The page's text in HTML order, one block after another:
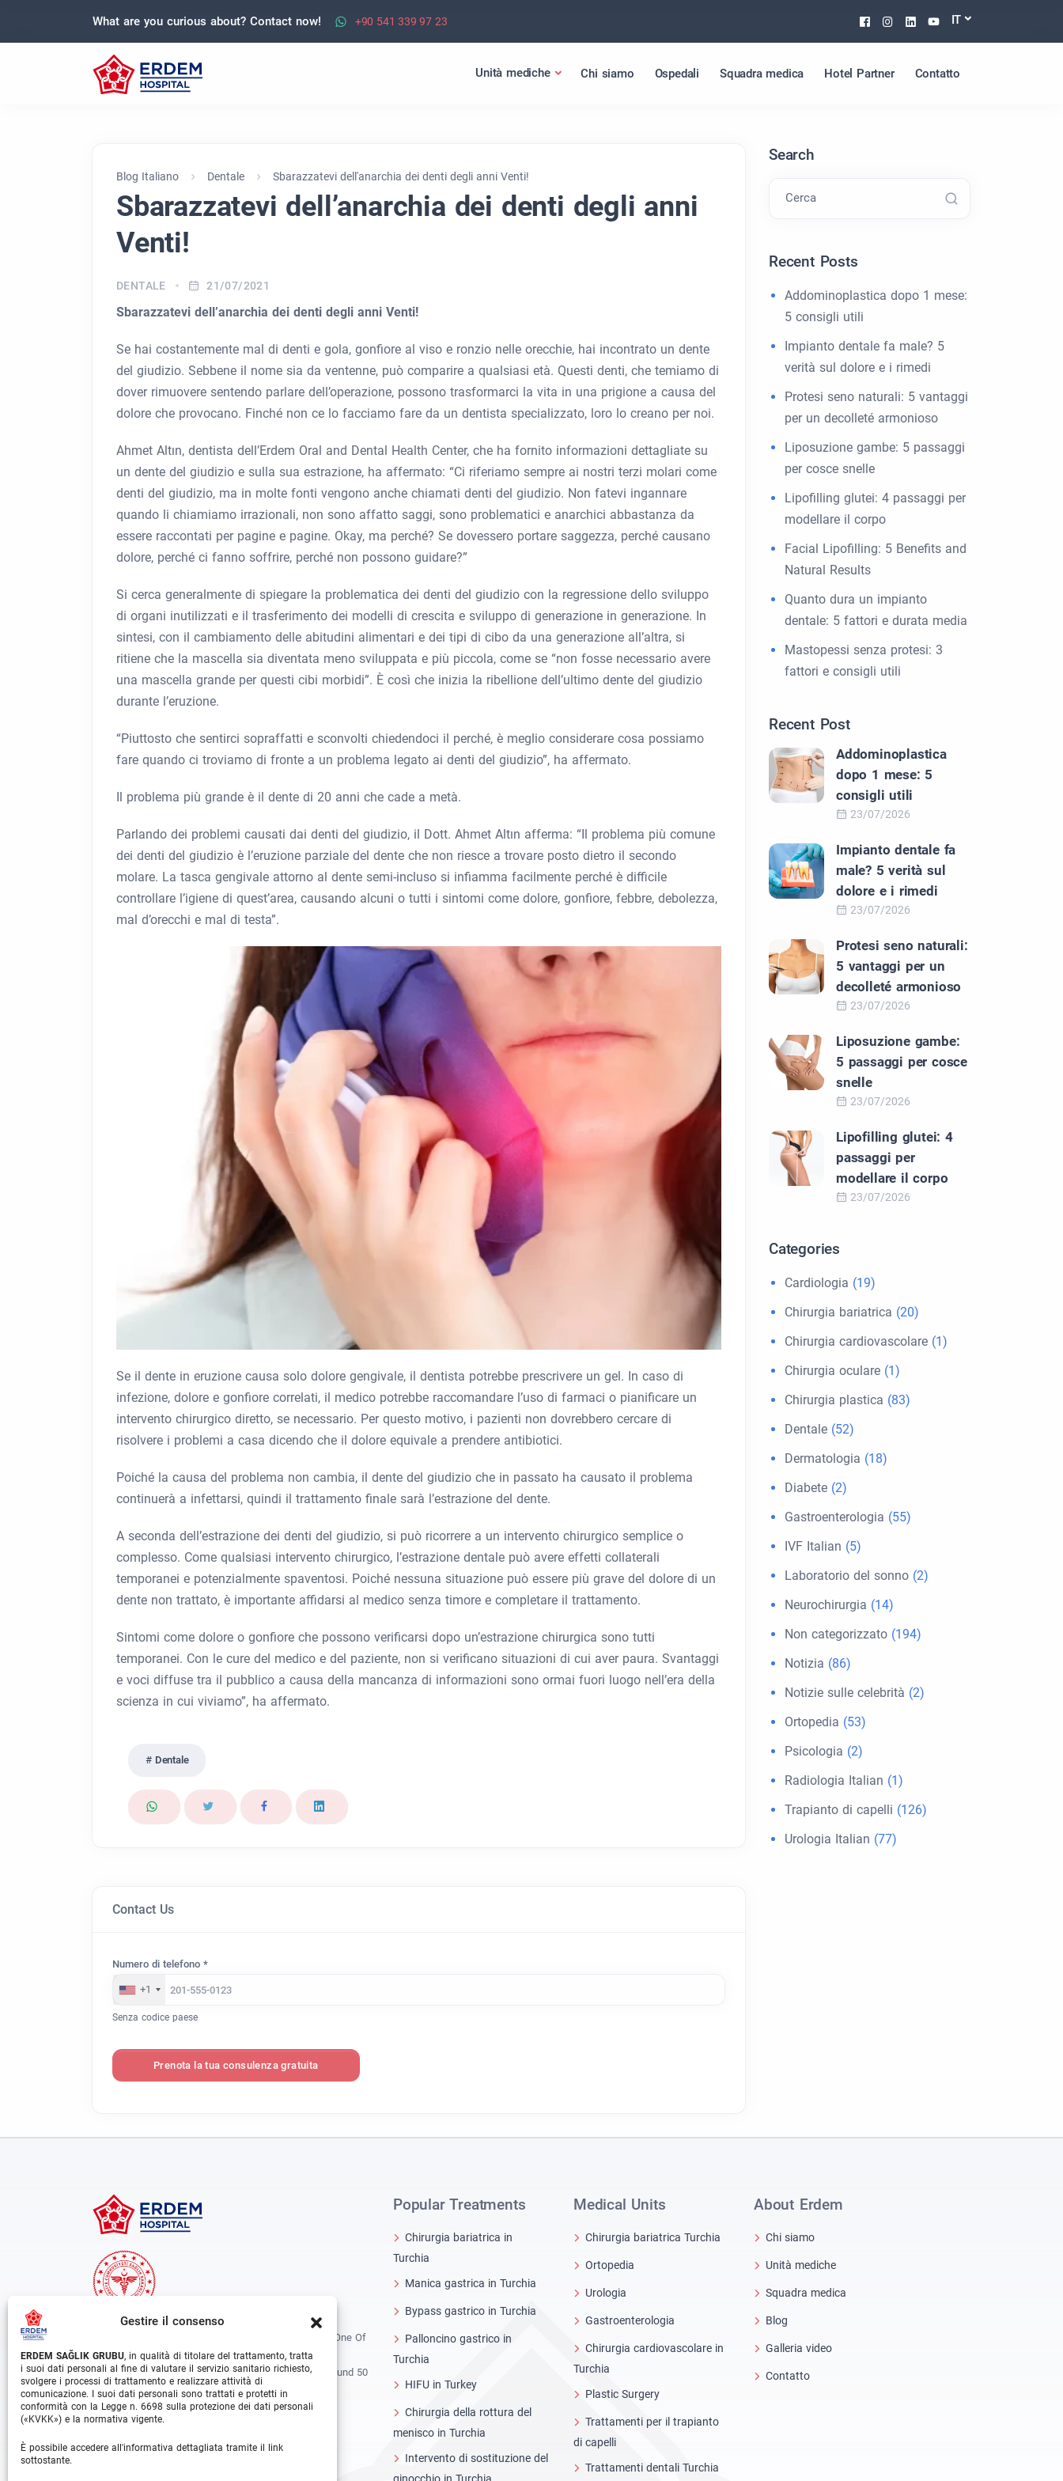
Gestire il consenso
ERDEM SAĞLIK GRUBU, in qualità di titolare del trattamento, tratta
i suoi dati personali al fine di valutare il servizio sanitario richiesto,
svolgere i processi di trattamento e realizzare attività di
comunicazione. I suoi dati personali sono trattati e protetti in
conformità con la Legge n. 6698 sulla protezione dei dati personali
(«KVKK») e la normativa vigente.
È possibile accedere all'informativa dettagliata tramite il link
sottostante.
What are you curious about? Contact now! +90 541 339 97 23 Facebook
Instagram
Linkedin
Youtube
IT
Unità mediche Chi siamo Ospedali Squadra medica Hotel Partner Contatto
Blog Italiano Dentale Sbarazzatevi dell'anarchia dei denti degli anni Venti!
Sbarazzatevi dell’anarchia dei denti degli anni
Venti!
DENTALE 21/07/2021
Sbarazzatevi dell’anarchia dei denti degli anni Venti!
Se hai costantemente mal di denti e gola, gonfiore al viso e ronzio nelle orecchie, hai incontrato un dente
del giudizio. Sebbene il nome sia da ventenne, può comparire a qualsiasi età. Questi denti, che temiamo di
dover rimuovere sentendo parlare dell’operazione, possono trasformarci la vita in una prigione a causa del
dolore che provocano. Finché non ce lo facciamo fare da un dentista specializzato, loro lo creano per noi.
Ahmet Altın, dentista dell’Erdem Oral and Dental Health Center, che ha fornito informazioni dettagliate su
un dente del giudizio e sulla sua estrazione, ha affermato: “Ci riferiamo sempre ai nostri terzi molari come
denti del giudizio, ma in molte fonti vengono anche chiamati denti del giudizio. Non fatevi ingannare
quando li chiamiamo irrazionali, non sono affatto saggi, sono problematici e anarchici abbastanza da
essere raccontati per pagine e pagine. Okay, ma perché? Se dovessero portare saggezza, perché causano
dolore, perché ci fanno soffrire, perché non possono guidare?”
Si cerca generalmente di spiegare la problematica dei denti del giudizio con la regressione dello sviluppo
di organi inutilizzati e il trasferimento dei modelli di crescita e sviluppo di generazione in generazione. In
sintesi, con il cambiamento delle abitudini alimentari e dei tipi di cibo da una generazione all’altra, si
ritiene che la mascella sia diventata meno sviluppata e più piccola, come se “non fosse necessario avere
una mascella grande per questi cibi morbidi”. È così che inizia la ribellione dell’ultimo dente del giudizio
durante l’eruzione.
“Piuttosto che sentirci sopraffatti e sconvolti chiedendoci il perché, è meglio considerare cosa possiamo
fare quando ci troviamo di fronte a un problema legato ai denti del giudizio”, ha affermato.
Il problema più grande è il dente di 20 anni che cade a metà.
Parlando dei problemi causati dai denti del giudizio, il Dott. Ahmet Altın afferma: “Il problema più comune
dei denti del giudizio è l’eruzione parziale del dente che non riesce a trovare posto dietro il secondo
molare. La tasca gengivale attorno al dente semi-incluso si infiamma facilmente perché è difficile
controllare l’igiene di quest’area, causando alcuni o tutti i sintomi come dolore, gonfiore, febbre, debolezza,
mal d’orecchi e mal di testa”.
Se il dente in eruzione causa solo dolore gengivale, il dentista potrebbe prescrivere un gel. In caso di
infezione, dolore e gonfiore correlati, il medico potrebbe raccomandare l’uso di farmaci o pianificare un
intervento chirurgico diretto, se necessario. Per questo motivo, i pazienti non dovrebbero cercare di
risolvere i problemi a casa dicendo che il dolore equivale a prendere antibiotici.
Poiché la causa del problema non cambia, il dente del giudizio che in passato ha causato il problema
continuerà a infettarsi, quindi il trattamento finale sarà l’estrazione del dente.
A seconda dell’estrazione dei denti del giudizio, si può ricorrere a un intervento chirurgico semplice o
complesso. Come qualsiasi intervento chirurgico, l’estrazione dentale può avere effetti collaterali
temporanei e potenzialmente spaventosi. Poiché nessuna situazione può essere più grave del dolore di un
dente non trattato, è importante affidarsi al medico senza timore e completare il trattamento.
Sintomi come dolore o gonfiore che possono verificarsi dopo un’estrazione chirurgica sono tutti
temporanei. Con le cure del medico e del paziente, non si verificano situazioni di cui aver paura. Svantaggi
e voci diffuse tra il pubblico a causa della mancanza di informazioni sono ormai fuori luogo nell’era della
scienza in cui viviamo”, ha affermato.
Dentale
Contact Us
Numero di telefono *
+1
Senza codice paese
Prenota la tua consulenza gratuita
Search
Cerca
Recent Posts
Addominoplastica dopo 1 mese:
5 consigli utili
Impianto dentale fa male? 5
verità sul dolore e i rimedi
Protesi seno naturali: 5 vantaggi
per un decolleté armonioso
Liposuzione gambe: 5 passaggi
per cosce snelle
Lipofilling glutei: 4 passaggi per
modellare il corpo
Facial Lipofilling: 5 Benefits and
Natural Results
Quanto dura un impianto
dentale: 5 fattori e durata media
Mastopessi senza protesi: 3
fattori e consigli utili
Recent Post
Addominoplastica
dopo 1 mese: 5
consigli utili
23/07/2026
Impianto dentale fa
male? 5 verità sul
dolore e i rimedi
23/07/2026
Protesi seno naturali:
5 vantaggi per un
decolleté armonioso
23/07/2026
Liposuzione gambe:
5 passaggi per cosce
snelle
23/07/2026
Lipofilling glutei: 4
passaggi per
modellare il corpo
23/07/2026
Categories
Cardiologia (19)
Chirurgia bariatrica (20)
Chirurgia cardiovascolare (1)
Chirurgia oculare (1)
Chirurgia plastica (83)
Dentale (52)
Dermatologia (18)
Diabete (2)
Gastroenterologia (55)
IVF Italian (5)
Laboratorio del sonno (2)
Neurochirurgia (14)
Non categorizzato (194)
Notizia (86)
Notizie sulle celebrità (2)
Ortopedia (53)
Psicologia (2)
Radiologia Italian (1)
Trapianto di capelli (126)
Urologia Italian (77)
Erdem Healthcare Group Established In 1988, And Is One Of
The Biggest Hospital Groups In Istanbul And Turkey.
Situated In 3 Different Locations In Istanbul, With Around 50
Departments And Over 1000 Well Trained Medical
Professionals, Is Growing Rapidly Day By Day.
Facebook
Instagram
LinkedinYoutube
Popular Treatments
Chirurgia bariatrica in
Turchia
Manica gastrica in Turchia
Bypass gastrico in Turchia
Palloncino gastrico in
Turchia
HIFU in Turkey
Chirurgia della rottura del
menisco in Turchia
Intervento di sostituzione del
Medical Units
Chirurgia bariatrica Turchia
Ortopedia
Urologia
Gastroenterologia
Chirurgia cardiovascolare in
Turchia
Plastic Surgery
Trattamenti per il trapianto
di capelli
Trattamenti dentali Turchia
About Erdem
Chi siamo
Unità mediche
Squadra medica
Blog
Galleria video
Contatto